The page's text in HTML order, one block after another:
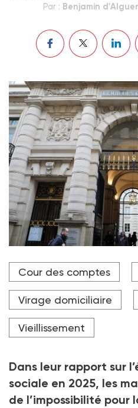
Par : Benjamin
Le déficit de la branche
monter à 2,8 milliards
Crédit photo AFP
Cour des comptes
Virage domiciliaire
Vieillissement
Dans leur rapport sur
sociale en 2025, les
de l’impossibilité pour